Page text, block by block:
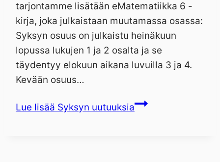
tarjontamme lisätään eMatematiikka 6 -
kirja, joka julkaistaan muutamassa osassa:
Syksyn osuus on julkaistu heinäkuun
lopussa lukujen 1 ja 2 osalta ja se
täydentyy elokuun aikana luvuilla 3 ja 4.
Kevään osuus…
Lue lisää Syksyn uutuuksia